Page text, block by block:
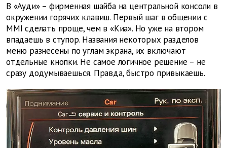
В «Ауди» – фирменная шайба на центральной консоли в
окружении горячих клавиш. Первый шаг в общении с
MMI сделать проще, чем в «Киа». Но уже на втором
впадаешь в ступор. Названия некоторых разделов
меню разнесены по углам экрана, их включают
отдельные кнопки. Не самое логичное решение – не
сразу додумываешься. Правда, быстро привыкаешь.